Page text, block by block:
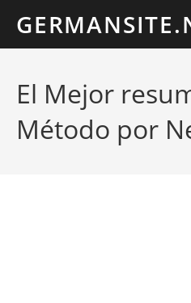
contenido
El Mejor
Método por